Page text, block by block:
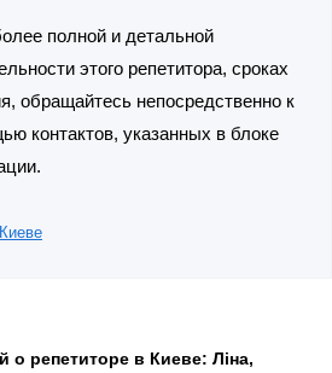
полной и детальной
этого репетитора, сроках
обращайтесь непосредственно к
контактов, указанных в блоке
репетиторе в Киеве: Ліна,